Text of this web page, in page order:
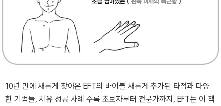
10년 만에 새롭게 찾아온 EFT의 바이블 새롭게 추가된 타점과 다양
한 기법들, 치유 성공 사례 수록 초보자부터 전문가까지, EFT는 이 책